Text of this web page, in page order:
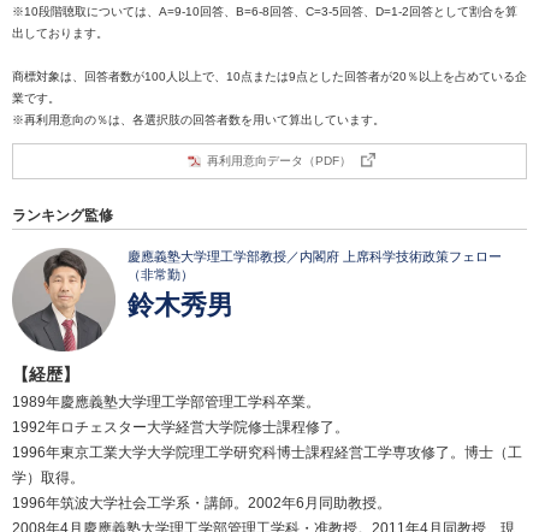
※10段階聴取については、A=9-10回答、B=6-8回答、C=3-5回答、D=1-2回答として割合を算
出しております。
商標対象は、回答者数が100人以上で、10点または9点とした回答者が20％以上を占めている企
業です。
※再利用意向の％は、各選択肢の回答者数を用いて算出しています。
再利用意向データ（PDF）
ランキング監修
慶應義塾大学理工学部教授／内閣府 上席科学技術政策フェロー
（非常勤）
鈴木秀男
【経歴】
1989年慶應義塾大学理工学部管理工学科卒業。
1992年ロチェスター大学経営大学院修士課程修了。
1996年東京工業大学大学院理工学研究科博士課程経営工学専攻修了。博士（工
学）取得。
1996年筑波大学社会工学系・講師。2002年6月同助教授。
2008年4月慶應義塾大学理工学部管理工学科・准教授。2011年4月同教授、現